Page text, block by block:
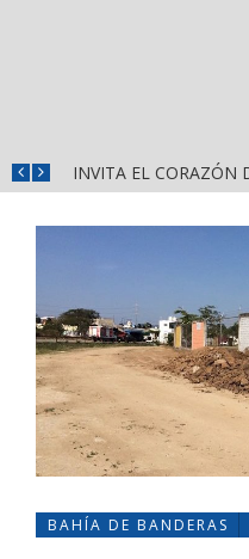
BAHÍA DE BANDERAS